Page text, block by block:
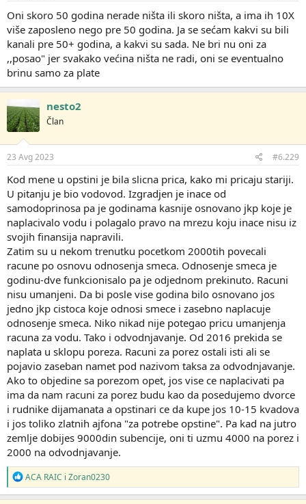
Oni skoro 50 godina nerade ništa ili skoro ništa, a ima ih 10X
više zaposleno nego pre 50 godina. Ja se sećam kakvi su bili
kanali pre 50+ godina, a kakvi su sada. Ne bri nu oni za
,,posao" jer svakako većina ništa ne radi, oni se eventualno
brinu samo za plate
nesto2
Član
23 Avg 2023 #6.229
Kod mene u opstini je bila slicna prica, kako mi pricaju stariji.
U pitanju je bio vodovod. Izgradjen je inace od
samodoprinosa pa je godinama kasnije osnovano jkp koje je
naplacivalo vodu i polagalo pravo na mrezu koju inace nisu iz
svojih finansija napravili.
Zatim su u nekom trenutku pocetkom 2000tih povecali
racune po osnovu odnosenja smeca. Odnosenje smeca je
godinu-dve funkcionisalo pa je odjednom prekinuto. Racuni
nisu umanjeni. Da bi posle vise godina bilo osnovano jos
jedno jkp cistoca koje odnosi smece i zasebno naplacuje
odnosenje smeca. Niko nikad nije potegao pricu umanjenja
racuna za vodu. Tako i odvodnjavanje. Od 2016 prekida se
naplata u sklopu poreza. Racuni za porez ostali isti ali se
pojavio zaseban namet pod nazivom taksa za odvodnjavanje.
Ako to objedine sa porezom opet, jos vise ce naplacivati pa
ima da nam racuni za porez budu kao da posedujemo dvorce
i rudnike dijamanata a opstinari ce da kupe jos 10-15 kvadova
i jos toliko zlatnih ajfona "za potrebe opstine". Pa kad na jutro
zemlje dobijes 9000din subencije, oni ti uzmu 4000 na porez i
2000 na odvodnjavanje.
R
e
a
ACA RAIC i Zoran0230